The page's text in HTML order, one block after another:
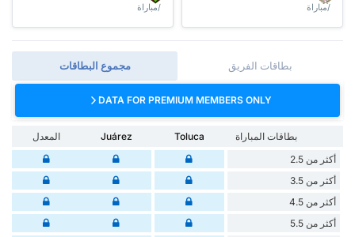
/مباراة /مباراة
مجموع البطاقات بطاقات الفريق
DATA FOR PREMIUM MEMBERS ONLY
بطاقات المباراة Toluca
Juárez
المعدل
أكثر من 2.5
أكثر من 3.5
أكثر من 4.5
أكثر من 5.5